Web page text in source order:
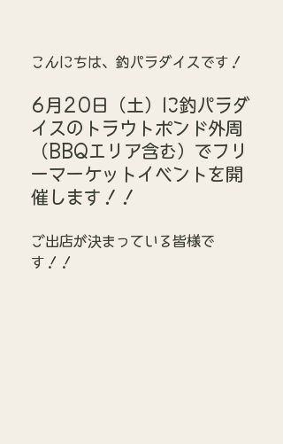
こんにちは、釣パラダイスです！
6月20日（土）に釣パラダ
イスのトラウトポンド外周
（BBQエリア含む）でフリ
ーマーケットイベントを開
催します！！
ご出店が決まっている皆様で
す！！